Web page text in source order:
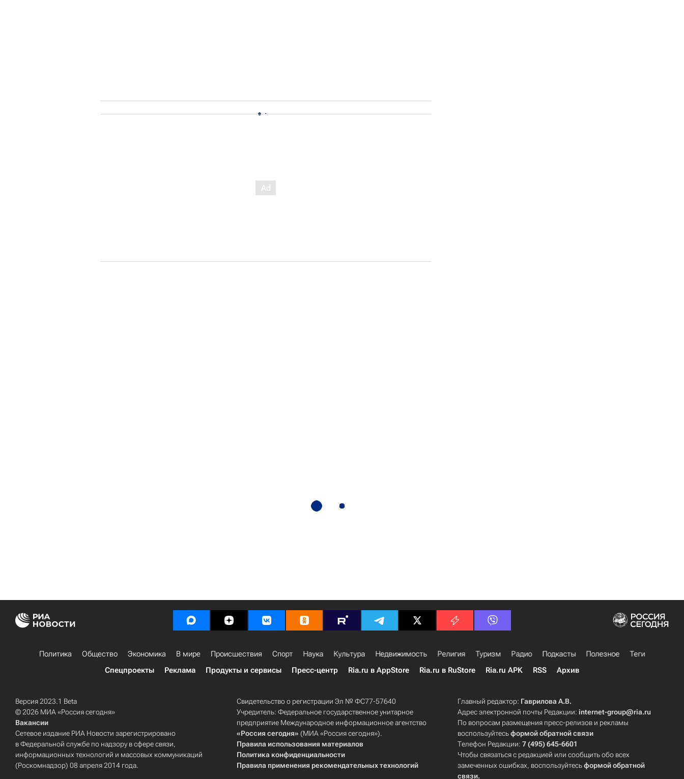
Политика Общество Экономика В мире Происшествия Спорт Наука Культура Недвижимость Религия Туризм Радио Подкасты Полезное
Теги
Спецпроекты
Реклама Продукты и сервисы Пресс-центр Ria.ru в AppStore Ria.ru в RuStore Ria.ru APK RSS Архив
Версия 2023.1 Beta
© 2026 МИА «Россия сегодня»
Вакансии
Сетевое издание РИА Новости зарегистрировано
в Федеральной службе по надзору в сфере связи,
информационных технологий и массовых коммуникаций
(Роскомнадзор) 08 апреля 2014 года.
Свидетельство о регистрации Эл № ФС77-57640
Учредитель: Федеральное государственное унитарное
предприятие Международное информационное агентство
«Россия сегодня» (МИА «Россия сегодня»).
Правила использования материалов
Политика конфиденциальности
Правила применения рекомендательных технологий
Главный редактор: Гаврилова А.В.
Адрес электронной почты Редакции:internet-group@ria.ru
По вопросам размещения пресс-релизов и рекламы
воспользуйтесьформой обратной связи
Телефон Редакции:7 (495) 645-6601
Чтобы связаться с редакцией или сообщить обо всех
замеченных ошибках, воспользуйтесьформой обратной
связи.